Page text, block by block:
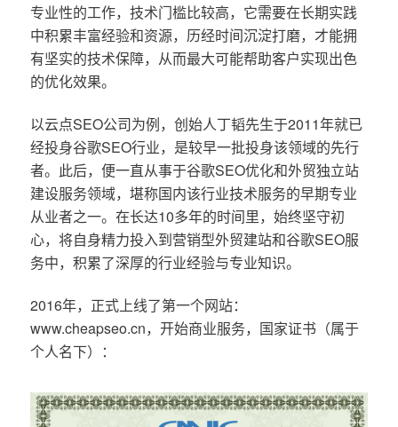
专业性的工作，技术门槛比较高，它需要在长期实践
中积累丰富经验和资源，历经时间沉淀打磨，才能拥
有坚实的技术保障，从而最大可能帮助客户实现出色
的优化效果。
以云点SEO公司为例，创始人丁韬先生于2011年就已
经投身谷歌SEO行业，是较早一批投身该领域的先行
者。此后，便一直从事于谷歌SEO优化和外贸独立站
建设服务领域，堪称国内该行业技术服务的早期专业
从业者之一。在长达10多年的时间里，始终坚守初
心，将自身精力投入到营销型外贸建站和谷歌SEO服
务中，积累了深厚的行业经验与专业知识。
2016年，正式上线了第一个网站：
www.cheapseo.cn，开始商业服务，国家证书（属于
个人名下）：